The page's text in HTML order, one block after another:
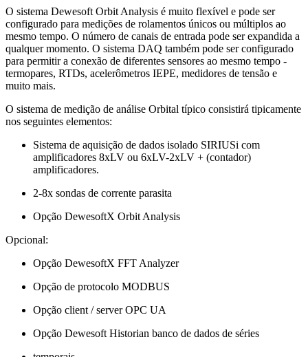
O sistema Dewesoft Orbit Analysis é muito flexível e pode ser
configurado para medições de rolamentos únicos ou múltiplos ao
mesmo tempo. O número de canais de entrada pode ser expandida a
qualquer momento. O sistema DAQ também pode ser configurado
para permitir a conexão de diferentes sensores ao mesmo tempo -
termopares, RTDs, acelerômetros IEPE, medidores de tensão e
muito mais.
O sistema de medição de análise Orbital típico consistirá tipicamente
nos seguintes elementos:
Sistema de aquisição de dados isolado SIRIUSi com
amplificadores 8xLV ou 6xLV-2xLV + (contador)
amplificadores.
2-8x sondas de corrente parasita
Opção DewesoftX Orbit Analysis
Opcional:
Opção DewesoftX FFT Analyzer
Opção de protocolo MODBUS
Opção client / server OPC UA
Opção Dewesoft Historian banco de dados​​​​​​​ de séries